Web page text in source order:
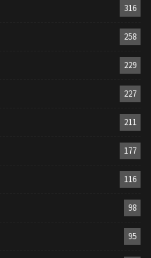
316
258
229
227
211
177
116
98
95